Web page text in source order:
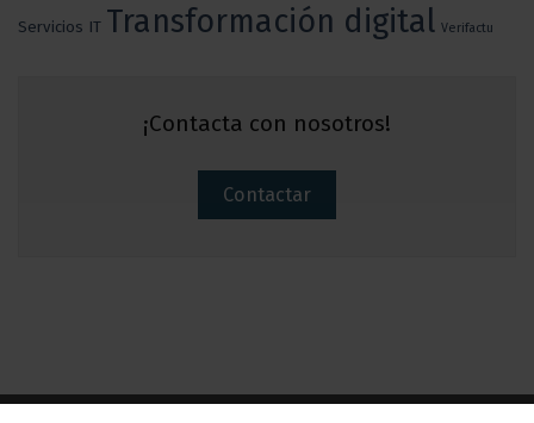
Servicios IT Transformación digital Verifactu
¡Contacta con nosotros!
Contactar